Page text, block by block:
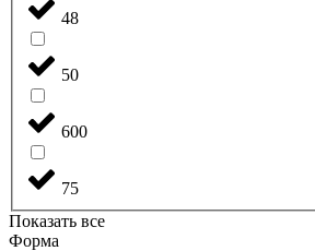
48
50
600
75
Показать все
Форма